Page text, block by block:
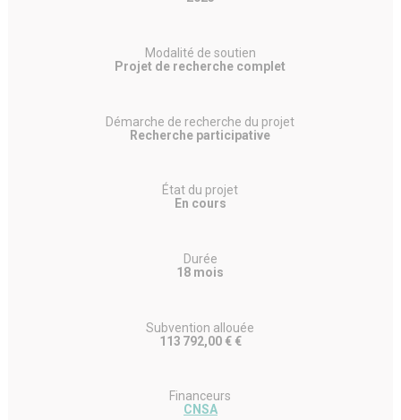
Modalité de soutien
Projet de recherche complet
Démarche de recherche du projet
Recherche participative
État du projet
En cours
Durée
18 mois
Subvention allouée
113 792,00 € €
Financeurs
CNSA